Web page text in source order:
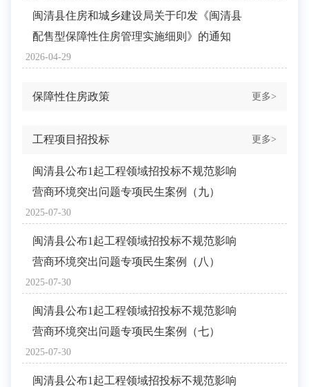
2026-04-29
闽清县住房和城乡建设局关于印发《闽清县
配售型保障性住房管理实施细则》的通知
保障性住房政策 更多>
工程项目招投标 更多>
2025-07-30
闽清县公布1起工程领域招投标不规范影响
营商环境突出问题专项民生案例（九）
2025-07-30
闽清县公布1起工程领域招投标不规范影响
营商环境突出问题专项民生案例（八）
2025-07-30
闽清县公布1起工程领域招投标不规范影响
营商环境突出问题专项民生案例（七）
闽清县公布1起工程领域招投标不规范影响